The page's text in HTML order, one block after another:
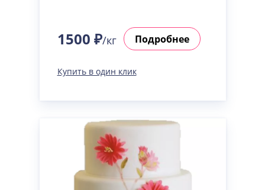
1500 ₽/кг Подробнее
Купить в один клик